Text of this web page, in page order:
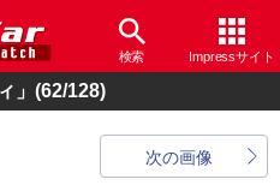
検索 Impressサイト
」 (62/128)
次の画像